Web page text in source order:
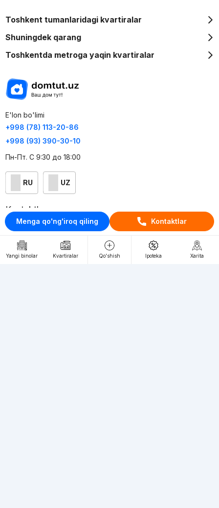
Menga qo'ng'iroq qiling Kontaktlar
Yangi binolar Kvartiralar Qo'shish Ipoteka Xarita
Toshkent tumanlaridagi kvartiralar
Shuningdek qarang
Toshkentda metroga yaqin kvartiralar
E'lon bo'limi
+998 (78) 113-20-86
+998 (93) 390-30-10
Пн-Пт. С 9:30 до 18:00
RU UZ
Kontaktlar
loyiha haqida
Webnow © loyihasi